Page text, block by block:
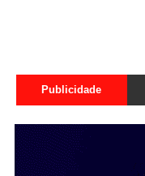
Publicidade